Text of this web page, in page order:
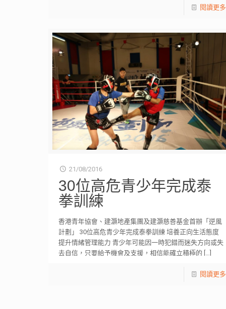
閱讀更多
21/08/2016
30位高危青少年完成泰
拳訓練
香港青年協會、建灝地產集團及建灝慈善基金首辦「逆風
計劃」 30位高危青少年完成泰拳訓練 培養正向生活態度
提升情緒管理能力 青少年可能因一時犯錯而迷失方向或失
去自信，只要給予機會及支援，相信能確立積極的 […]
閱讀更多